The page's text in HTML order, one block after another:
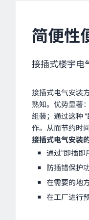
简便性
接插式楼宇电
接插式电气安装
熟知。优势显著
组装；通过这种
作。从而节约时
接插式电气安装的
通过"即插即
防插错保护
在需要的地
在工厂进行